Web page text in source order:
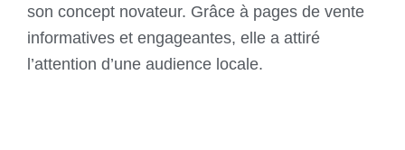
son concept novateur. Grâce à pages de vente
informatives et engageantes, elle a attiré
l’attention d’une audience locale.